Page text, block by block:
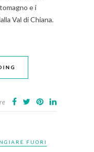
e i
Val di Chiana.
FUORI